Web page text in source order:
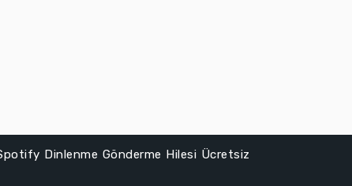
Dinlenme Gönderme Hilesi Ücretsiz